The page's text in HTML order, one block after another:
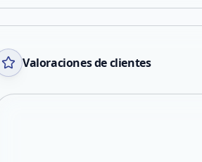
Valoraciones de clientes